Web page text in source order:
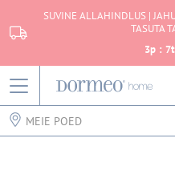
SUVINE ALLAHINDLUS |
TASUTA
3p : 7t
MEIE POED